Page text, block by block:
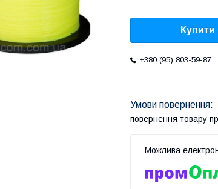
Купити
+380 (95) 803-59-87
повернення товару